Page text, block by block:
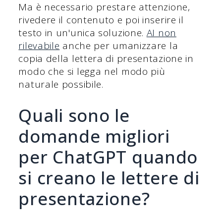
Ma è necessario prestare attenzione,
rivedere il contenuto e poi inserire il
testo in un'unica soluzione. AI non
rilevabile anche per umanizzare la
copia della lettera di presentazione in
modo che si legga nel modo più
naturale possibile.
Quali sono le
domande migliori
per ChatGPT quando
si creano le lettere di
presentazione?